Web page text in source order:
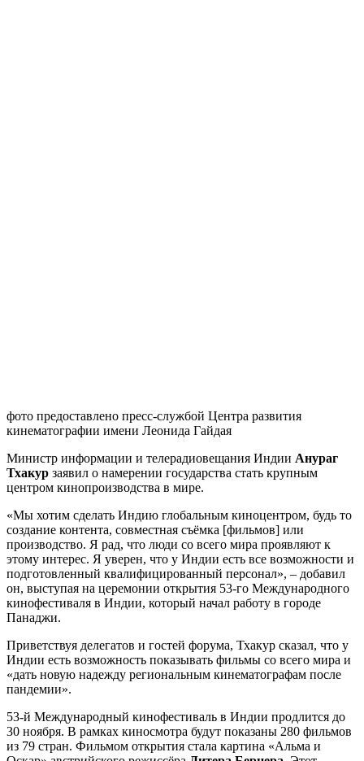
фото предоставлено пресс-службой Центра развития
кинематографии имени Леонида Гайдая
Министр информации и телерадиовещания Индии Анураг
Тхакур заявил о намерении государства стать крупным
центром кинопроизводства в мире.
«Мы хотим сделать Индию глобальным киноцентром, будь то
создание контента, совместная съёмка [фильмов] или
производство. Я рад, что люди со всего мира проявляют к
этому интерес. Я уверен, что у Индии есть все возможности и
подготовленный квалифицированный персонал», – добавил
он, выступая на церемонии открытия 53-го Международного
кинофестиваля в Индии, который начал работу в городе
Панаджи.
Приветствуя делегатов и гостей форума, Тхакур сказал, что у
Индии есть возможность показывать фильмы со всего мира и
«дать новую надежду региональным кинематографам после
пандемии».
53-й Международный кинофестиваль в Индии продлится до
30 ноября. В рамках киносмотра будут показаны 280 фильмов
из 79 стран. Фильмом открытия стала картина «Альма и